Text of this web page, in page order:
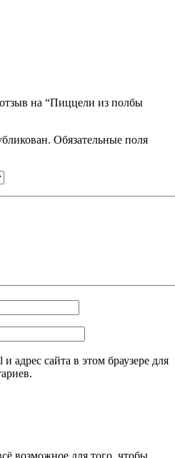
на “Пиццели из полбы
Обязательные поля
адрес сайта в этом браузере для